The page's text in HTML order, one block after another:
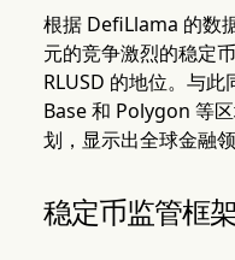
根据 DefiLlama 的数
元的竞争激烈的稳定
RLUSD 的地位。与
Base 和 Polygon 等
划，显示出全球金融
稳定币监管框